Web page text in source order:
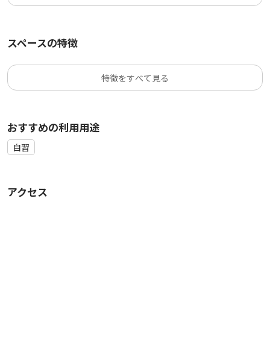
スペースの特徴
特徴をすべて見る
おすすめの利用用途
自習
アクセス